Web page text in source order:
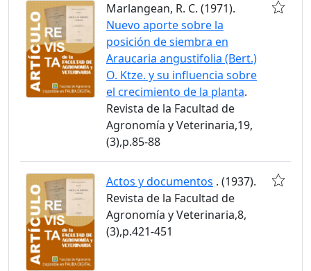
Marlangean, R. C. (1971).
Nuevo aporte sobre la
posición de siembra en
Araucaria angustifolia (Bert.)
O. Ktze. y su influencia sobre
el crecimiento de la planta.
Revista de la Facultad de
Agronomía y Veterinaria,19,
(3),p.85-88
Actos y documentos . (1937).
Revista de la Facultad de
Agronomía y Veterinaria,8,
(3),p.421-451